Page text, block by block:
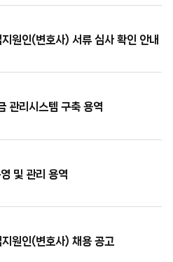
원인(변호사) 서류 심사 확인 안내
관리시스템 구축 용역
및 관리 용역
원인(변호사) 채용 공고